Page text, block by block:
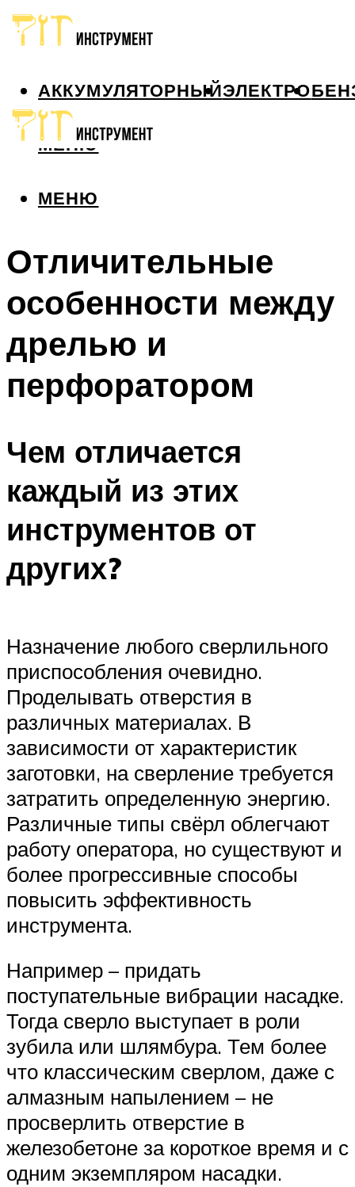
АККУМУЛЯТОРНЫЙЭЛЕКТРО
МЕНЮ
МЕНЮ
Отличительные
особенности между
дрелью и
перфоратором
Чем отличается
каждый из этих
инструментов от
других?
Назначение любого сверлильного
приспособления очевидно.
Проделывать отверстия в
различных материалах. В
зависимости от характеристик
заготовки, на сверление требуется
затратить определенную энергию.
Различные типы свёрл облегчают
работу оператора, но существуют и
более прогрессивные способы
повысить эффективность
инструмента.
Например – придать
поступательные вибрации насадке.
Тогда сверло выступает в роли
зубила или шлямбура. Тем более
что классическим сверлом, даже с
алмазным напылением – не
просверлить отверстие в
железобетоне за короткое время и с
одним экземпляром насадки.